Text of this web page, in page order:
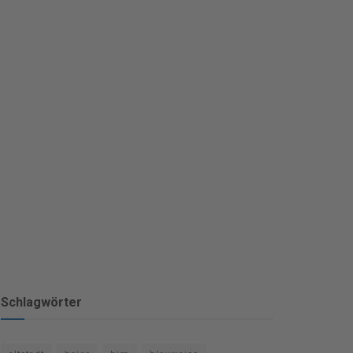
Schlagwörter